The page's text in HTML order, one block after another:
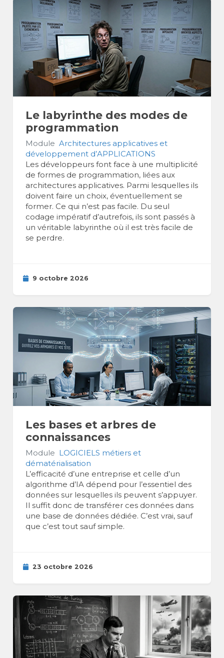
Le labyrinthe des modes de
programmation
Module Architectures applicatives et
développement d’APPLICATIONS
Les développeurs font face à une multiplicité
de formes de programmation, liées aux
architectures applicatives. Parmi lesquelles ils
doivent faire un choix, éventuellement se
former. Ce qui n’est pas facile. Du seul
codage impératif d’autrefois, ils sont passés à
un véritable labyrinthe où il est très facile de
se perdre.
9 octobre 2026
Les bases et arbres de
connaissances
Module LOGICIELS métiers et
dématérialisation
L’efficacité d’une entreprise et celle d’un
algorithme d’IA dépend pour l’essentiel des
données sur lesquelles ils peuvent s’appuyer.
Il suffit donc de transférer ces données dans
une base de données dédiée. C’est vrai, sauf
que c’est tout sauf simple.
23 octobre 2026